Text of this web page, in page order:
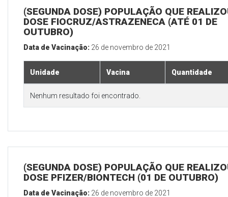
(SEGUNDA DOSE) POPULAÇÃO QUE
DOSE FIOCRUZ/ASTRAZENECA (ATÉ 01 DE
OUTUBRO)
Data de Vacinação: 26 de novembro de 2021
Unidade Vacina Quantidade
Nenhum resultado foi encontrado.
(SEGUNDA DOSE) POPULAÇÃO QUE
DOSE PFIZER/BIONTECH (01 DE OUTUBRO)
Data de Vacinação: 26 de novembro de 2021